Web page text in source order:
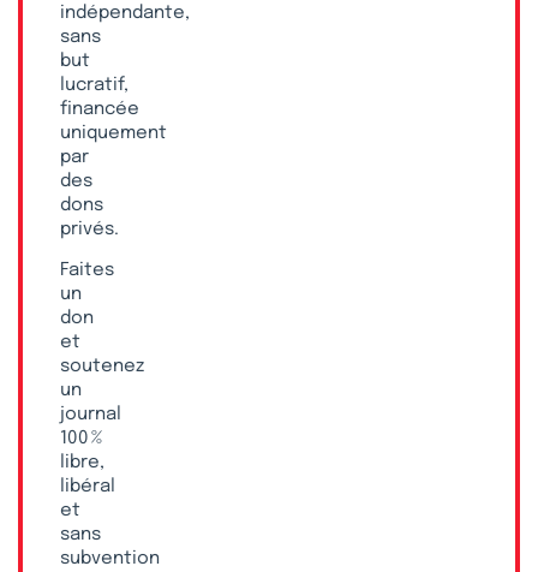
indépendante,
sans
but
lucratif,
financée
uniquement
par
des
dons
privés.
Faites
un
don
et
soutenez
un
journal
100 %
libre,
libéral
et
sans
subvention